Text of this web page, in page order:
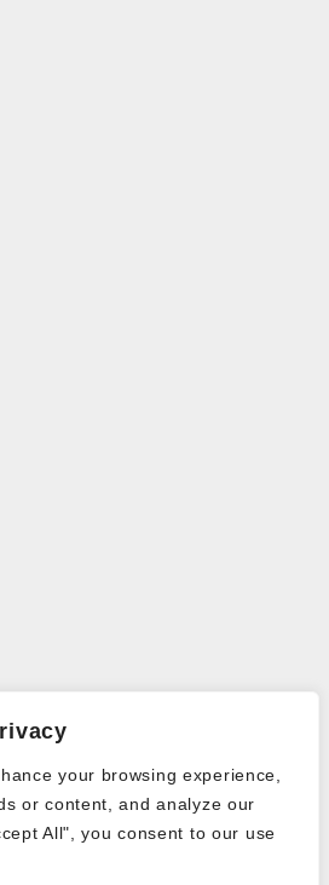
your browsing experience,
or content, and analyze our
All", you consent to our use